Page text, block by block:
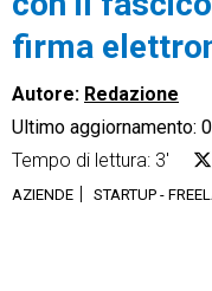
Ecommerce
Email Marketing
firma
Autore: Redazione
Ultimo aggiornamento:
Tempo di lettura: 3'
AZIENDE STARTUP -